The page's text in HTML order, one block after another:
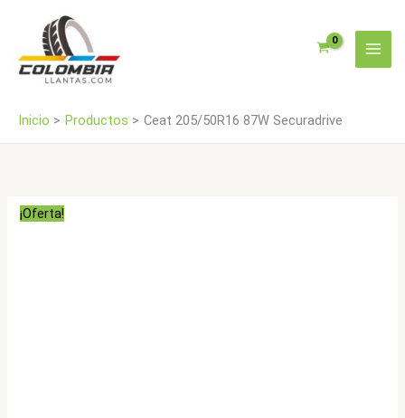
contenido
Inicio Productos Ceat 205/50R16 87W Securadrive
¡Oferta!